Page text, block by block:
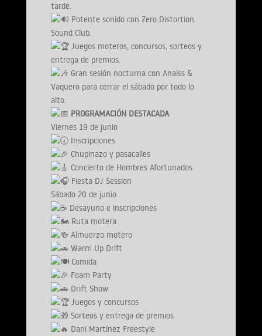
tarde.
Potente sonido con Zero Distortion
Sound Club.
Juegos moteros, concursos, sorteos y
entrega de premios.
Gran sesión nocturna con Anaiss &
Vaquero para cerrar el sábado por todo lo
alto.
PROGRAMACIÓN DESTACADA
Viernes 19 de junio
Inscripciones
Chupinazo y pasacalles
Concierto de Hombres Afortunados
Fiesta DJ Session
Sábado 20 de junio
Desayuno e inscripciones
Ruta motera
Almuerzo motero
Warm Up Drift
Comida
Foam Party
Drift Show
Juegos y concursos
Sorteos y entrega de premios
Dani Martínez Freestyle